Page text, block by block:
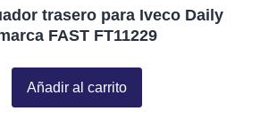
trasero para Iveco Daily
FAST FT11229
Añadir al carrito